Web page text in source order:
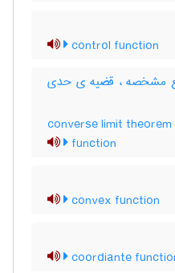
control function
مشخصه ، قضیه ی حدی
converse limit
function
convex function
coordiante